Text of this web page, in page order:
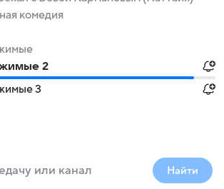
комедия
2
3
Найти